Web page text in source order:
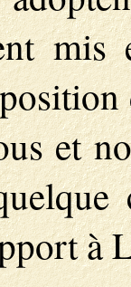
mis
et
à